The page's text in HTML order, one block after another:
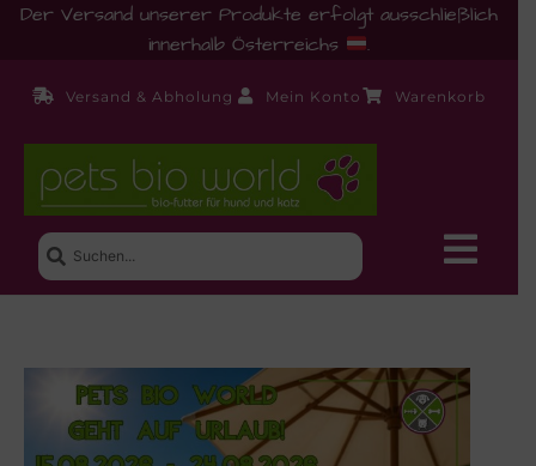
Der Versand unserer Produkte erfolgt ausschließlich
innerhalb Österreichs
.
Versand & Abholung Mein Konto Warenkorb
Neue Produkte
Shop
Ernährungsberatung!